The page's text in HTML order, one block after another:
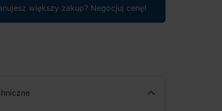
większy zakup? Negocjuj cenę!